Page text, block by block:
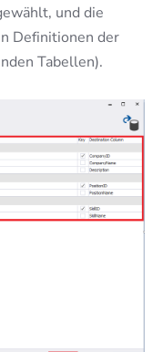
und die
Definitionen der
Tabellen).